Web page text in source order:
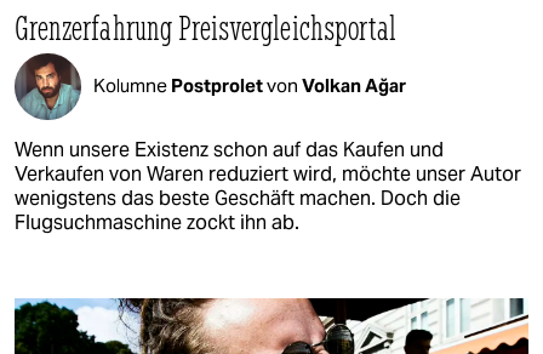
Grenzerfahrung Preisvergleichsportal
Kolumne Postproletvon Volkan Ağar
Wenn unsere Existenz schon auf das Kaufen und
Verkaufen von Waren reduziert wird, möchte unser Autor
wenigstens das beste Geschäft machen. Doch die
Flugsuchmaschine zockt ihn ab.